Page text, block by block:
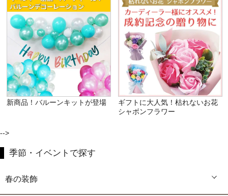
新商品！バルーンキットが登場
ギフトに大人気！枯れないお花
シャボンフラワー
-->
季節・イベントで探す
春の装飾